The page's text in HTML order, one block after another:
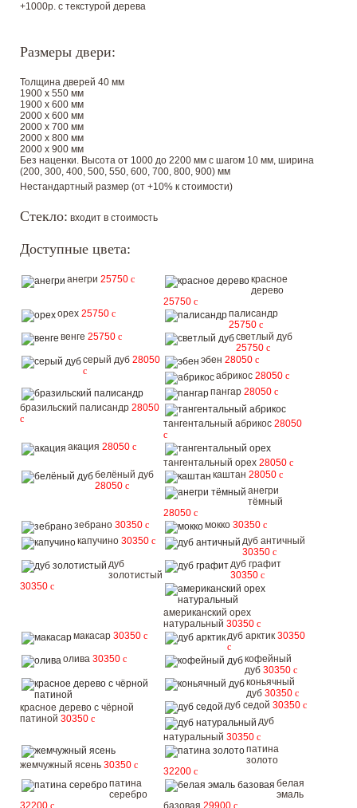
+1000р. с текстурой дерева
Размеры двери:
Толщина дверей 40 мм
1900 х 550 мм
1900 х 600 мм
2000 х 600 мм
2000 х 700 мм
2000 х 800 мм
2000 х 900 мм
Без наценки. Высота от 1000 до 2200 мм с шагом 10 мм, ширина
(200, 300, 400, 500, 550, 600, 700, 800, 900) мм
Нестандартный размер (от +10% к стоимости)
Стекло: входит в стоимость
Доступные цвета:
анегри 25750 c
красное
дерево
25750 c
орех 25750 c
палисандр
25750 c
венге 25750 c
светлый дуб
25750 c
серый дуб 28050
c
эбен 28050 c
абрикос 28050 c
бразильский палисандр 28050
c
пангар 28050 c
тангентальный абрикос 28050
c
акация 28050 c
тангентальный орех 28050 c
белёный дуб
28050 c
каштан 28050 c
анегри
тёмный
28050 c
зебрано 30350 c мокко 30350 c
капучино 30350 c
дуб античный
30350 c
дуб
золотистый
30350 c
дуб графит
30350 c
американский орех
натуральный 30350 c
макасар 30350 c дуб арктик 30350
c
олива 30350 c
кофейный
дуб 30350 c
красное дерево с чёрной
патиной 30350 c
коньячный
дуб 30350 c
дуб седой 30350 c
дуб
натуральный 30350 c
жемчужный ясень 30350 c
патина
золото
32200 c
патина
серебро
32200 c
белая
эмаль
базовая 29900 c